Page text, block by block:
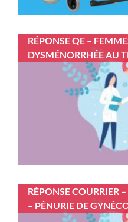
RÉPONSE QE –
DYSMÉNORRHÉE AU
RÉPONSE COURRIER
– PÉNURIE DE